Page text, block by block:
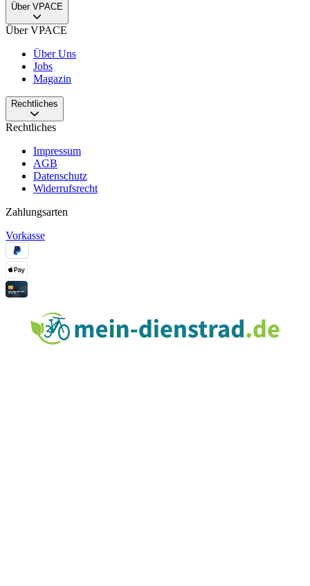
Über VPACE
Über VPACE
Über Uns
Jobs
Magazin
Rechtliches
Rechtliches
Impressum
AGB
Datenschutz
Widerrufsrecht
Zahlungsarten
Vorkasse